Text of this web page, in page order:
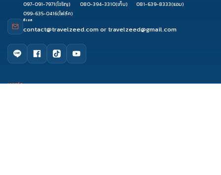
097-091-7971(โจริญ) 080-394-3310(เก็บ) 081-639-8333(แอม)
099-635-0416(โฟล์ค)
อีเมล
contact@travelzeed.comortravelzeed@gmail.com
เมนูหลัก